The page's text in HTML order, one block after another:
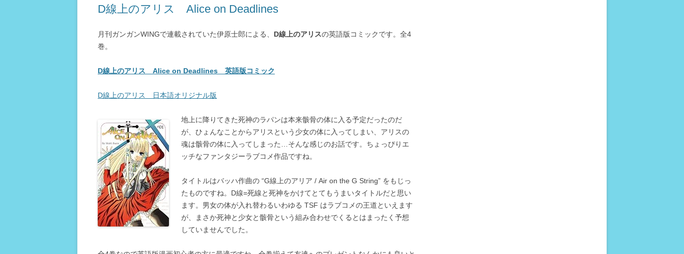
D線上のアリス Alice on Deadlines
月刊ガンガンWINGで連載されていた伊原士郎による、 D線上のアリスの英語版コミックです。全4
巻。
D線上のアリス Alice on Deadlines 英語版コミック
D線上のアリス 日本語オリジナル版
地上に降りてきた死神のラパンは本来骸骨の体に入る予定だったのだ
が、ひょんなことからアリスという少女の体に入ってしまい、アリスの
魂は骸骨の体に入ってしまった…そんな感じのお話です。ちょっぴりエ
ッチなファンタジーラブコメ作品ですね。
タイトルはバッハ作曲の “G線上のアリア / Air on the G String” をもじっ
たものですね。D線=死線と死神をかけてとてもうまいタイトルだと思い
ます。男女の体が入れ替わるいわゆる TSF はラブコメの王道といえます
が、まさか死神と少女と骸骨という組み合わせでくるとはまったく予想
していませんでした。